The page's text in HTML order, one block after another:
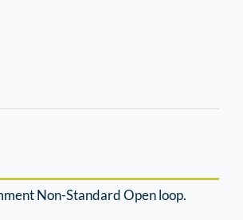
Non-Standard Open loop.